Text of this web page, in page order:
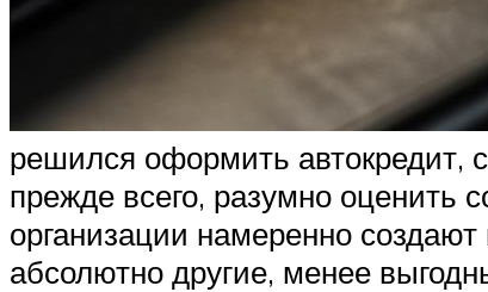
решился оформить
прежде всего, разумно оценить
организации намеренно
абсолютно другие, менее